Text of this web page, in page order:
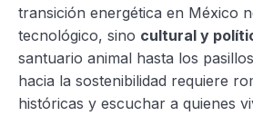
transición energética en México
tecnológico, sino cultural y
santuario animal hasta los
hacia la sostenibilidad requiere
históricas y escuchar a quienes